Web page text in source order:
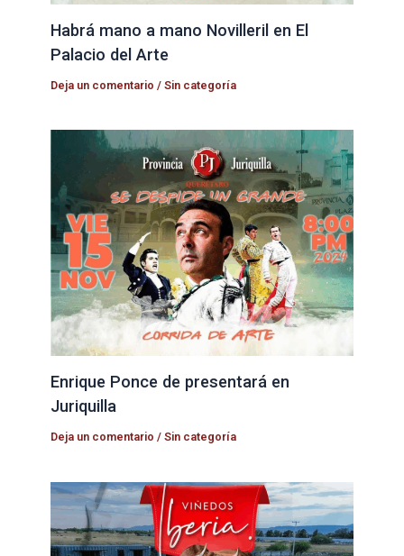
Habrá mano a mano Novilleril en El
Palacio del Arte
Deja un comentario /Sin categoría
Enrique Ponce de presentará en
Juriquilla
Deja un comentario /Sin categoría